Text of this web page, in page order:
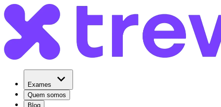
Exames
Quem somos
Blog